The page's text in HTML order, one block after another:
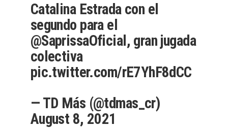
Catalina Estrada con el
segundo para el
@SaprissaOficial , gran jugada
colectiva
pic.twitter.com/rE7YhF8dCC
— TD Más (@tdmas_cr)
August 8, 2021